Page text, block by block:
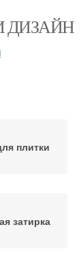
ДИЗАЙН
плитки
затирка